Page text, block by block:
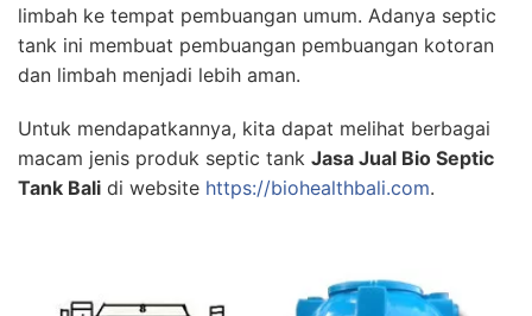
limbah ke tempat pembuangan umum. Adanya septic
tank ini membuat pembuangan pembuangan kotoran
dan limbah menjadi lebih aman.
Untuk mendapatkannya, kita dapat melihat berbagai
macam jenis produk septic tank Jasa Jual Bio Septic
Tank Bali di website https://biohealthbali.com.